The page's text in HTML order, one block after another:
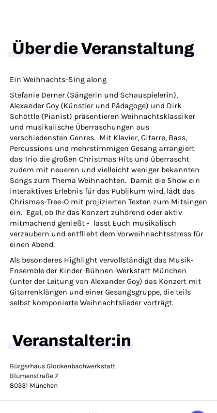
Über die Veranstaltung
Ein Weihnachts-Sing along
Stefanie Derner (Sängerin und Schauspielerin),
Alexander Goy (Künstler und Pädagoge) und Dirk
Schöttle (Pianist) präsentieren Weihnachtsklassiker
und musikalische Überraschungen aus
verschiedensten Genres. Mit Klavier, Gitarre, Bass,
Percussions und mehrstimmigen Gesang arrangiert
das Trio die großen Christmas Hits und überrascht
zudem mit neueren und vielleicht weniger bekannten
Songs zum Thema Weihnachten. Damit die Show ein
interaktives Erlebnis für das Publikum wird, lädt das
Chrismas-Tree-O mit projizierten Texten zum Mitsingen
ein. Egal, ob Ihr das Konzert zuhörend oder aktiv
mitmachend genießt - lasst Euch musikalisch
verzaubern und entflieht dem Vorweihnachtsstress für
einen Abend.
Als besonderes Highlight vervollständigt das Musik-
Ensemble der Kinder-Bühnen-Werkstatt München
(unter der Leitung von Alexander Goy) das Konzert mit
Gitarrenklängen und einer Gesangsgruppe, die teils
selbst komponierte Weihnachtslieder vorträgt.
Veranstalter:in
Bürgerhaus Glockenbachwerkstatt
Blumenstraße 7
80331 München